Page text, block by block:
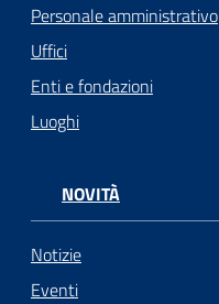
Personale amministrativo
Uffici
Enti e fondazioni
Luoghi
NOVITÀ
Notizie
Eventi